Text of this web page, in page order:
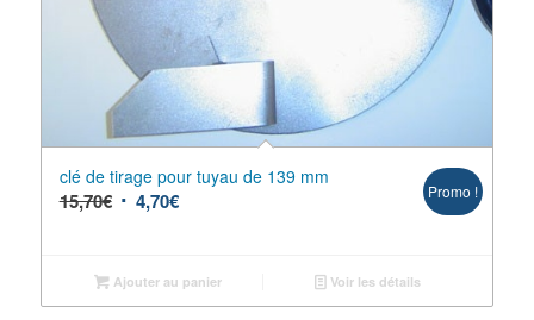
clé de tirage pour tuyau de 139 mm
15,70€ 4,70€ Promo !
Ajouter au panier Voir les détails